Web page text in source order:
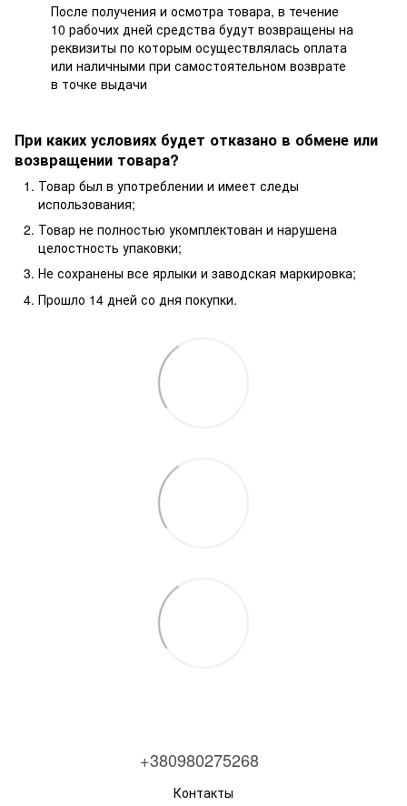
После получения и осмотра товара, в течение
10 рабочих дней средства будут возвращены на
реквизиты по которым осуществлялась оплата
или наличными при самостоятельном возврате
в точке выдачи
При каких условиях будет отказано в обмене или
возвращении товара?
Товар был в употреблении и имеет следы
использования;
Товар не полностью укомплектован и нарушена
целостность упаковки;
Не сохранены все ярлыки и заводская маркировка;
Прошло 14 дней со дня покупки.
+380980275268
Контакты